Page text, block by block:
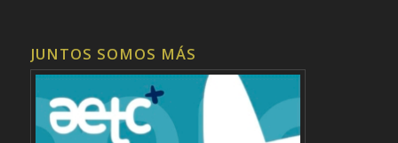
JUNTOS SOMOS MÁS